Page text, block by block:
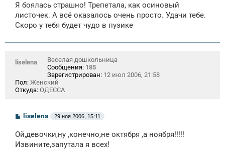
Я боялась страшно! Трепетала, как осиновый
листочек. А всё оказалось очень просто. Удачи тебе.
Скоро у тебя будет чудо в пузике
liselena
Веселая дошкольница
Сообщения: 185
Зарегистрирован: 12 июл 2006, 21:58
Пол: Женский
Откуда: ОДЕССА
С
б
щ
liselena 29 ноя 2006, 15:11
Ой,девочки,ну ,конечно,не октября ,а ноября!!!!!
Извините,запутала я всех!